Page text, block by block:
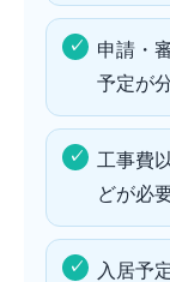
申請・
予定が
工事費
どが必
入居予